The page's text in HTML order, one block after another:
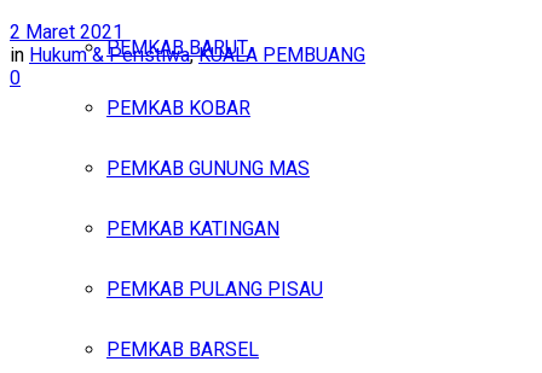
PEMKAB BARUT
PEMKAB KOBAR
PEMKAB GUNUNG MAS
PEMKAB KATINGAN
PEMKAB PULANG PISAU
PEMKAB BARSEL
2 Maret 2021
in Hukum & Peristiwa,KUALA PEMBUANG
0